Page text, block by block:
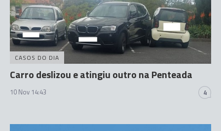
CASOS DO DIA
Carro deslizou e atingiu outro na Penteada
10 Nov 14:43 4